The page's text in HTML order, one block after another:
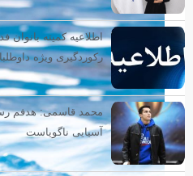
اطلاعیه کمیته
رکوردگیری ویژه
آسیایی ناگویاست